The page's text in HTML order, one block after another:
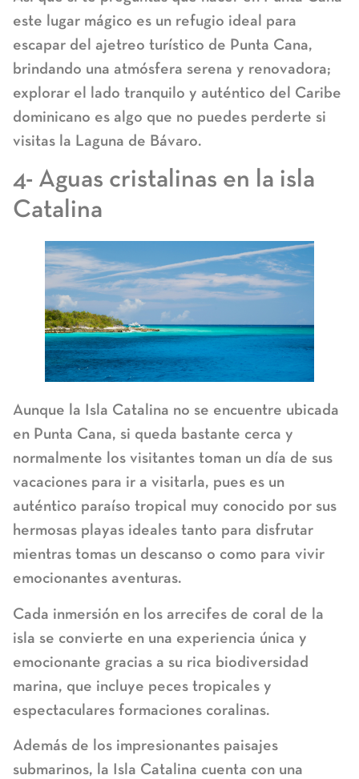
este lugar mágico es un refugio ideal para
escapar del ajetreo turístico de Punta Cana,
brindando una atmósfera serena y renovadora;
explorar el lado tranquilo y auténtico del Caribe
dominicano es algo que no puedes perderte si
visitas la Laguna de Bávaro.
4- Aguas cristalinas en la isla
Catalina
Aunque la Isla Catalina no se encuentre ubicada
en Punta Cana, si queda bastante cerca y
normalmente los visitantes toman un día de sus
vacaciones para ir a visitarla, pues es un
auténtico paraíso tropical muy conocido por sus
hermosas playas ideales tanto para disfrutar
mientras tomas un descanso o como para vivir
emocionantes aventuras.
Cada inmersión en los arrecifes de coral de la
isla se convierte en una experiencia única y
emocionante gracias a su rica biodiversidad
marina, que incluye peces tropicales y
espectaculares formaciones coralinas.
Además de los impresionantes paisajes
submarinos, la Isla Catalina cuenta con una